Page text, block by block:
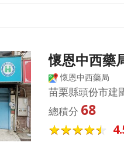
懷恩中西藥
懷恩中西藥局
苗栗縣頭份市建
總積分 68